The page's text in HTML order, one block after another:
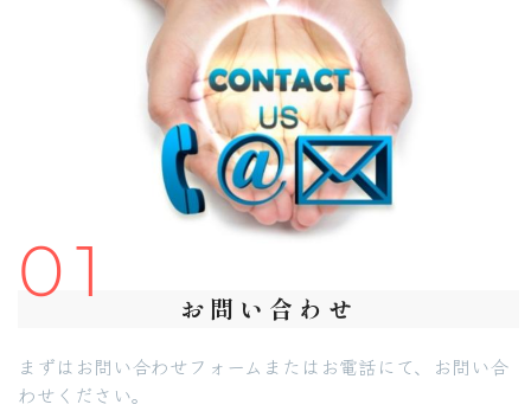
01 お問い合わせ
まずはお問い合わせフォームまたはお電話にて、お問い合
わせください。